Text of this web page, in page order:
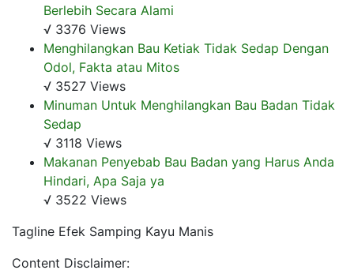
Berlebih Secara Alami
√ 3376 Views
Menghilangkan Bau Ketiak Tidak Sedap Dengan
Odol, Fakta atau Mitos
√ 3527 Views
Minuman Untuk Menghilangkan Bau Badan Tidak
Sedap
√ 3118 Views
Makanan Penyebab Bau Badan yang Harus Anda
Hindari, Apa Saja ya
√ 3522 Views
Tagline Efek Samping Kayu Manis
Content Disclaimer: